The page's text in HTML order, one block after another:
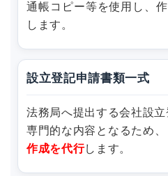
通帳コピー等を使用し、
します。
設立登記申請書類一式
法務局へ提出する会社設立
専門的な内容となるため
作成を代行します。